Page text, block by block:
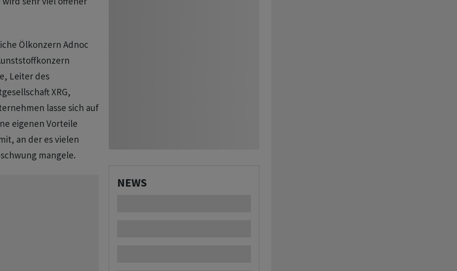
Ölkonzern Adnoc
Leiter des
XRG,
lasse sich auf
eigenen Vorteile
an der es vielen
mangele.
NEWS